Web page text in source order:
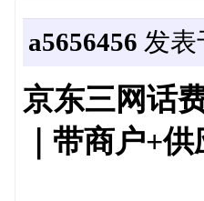
a5656456 发表
京东三网话
｜带商户+